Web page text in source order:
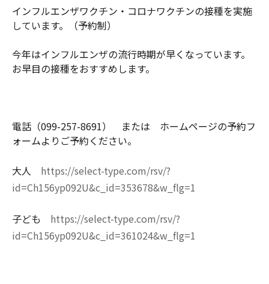
インフルエンザワクチン・コロナワクチンの接種を実施
しています。（予約制）
今年はインフルエンザの流行時期が早くなっています。
お早目の接種をおすすめします。
電話（099-257-8691） または ホームページの予約フ
ォームよりご予約ください。
大人 https://select-type.com/rsv/?
id=Ch156yp092U&c_id=353678&w_flg=1
子ども https://select-type.com/rsv/?
id=Ch156yp092U&c_id=361024&w_flg=1